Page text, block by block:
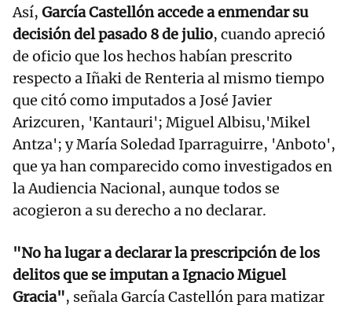
Así, García Castellón accede a enmendar su
decisión del pasado 8 de julio, cuando apreció
de oficio que los hechos habían prescrito
respecto a Iñaki de Renteria al mismo tiempo
que citó como imputados a José Javier
Arizcuren, 'Kantauri'; Miguel Albisu,'Mikel
Antza'; y María Soledad Iparraguirre, 'Anboto',
que ya han comparecido como investigados en
la Audiencia Nacional, aunque todos se
acogieron a su derecho a no declarar.
"No ha lugar a declarar la prescripción de los
delitos que se imputan a Ignacio Miguel
Gracia", señala García Castellón para matizar